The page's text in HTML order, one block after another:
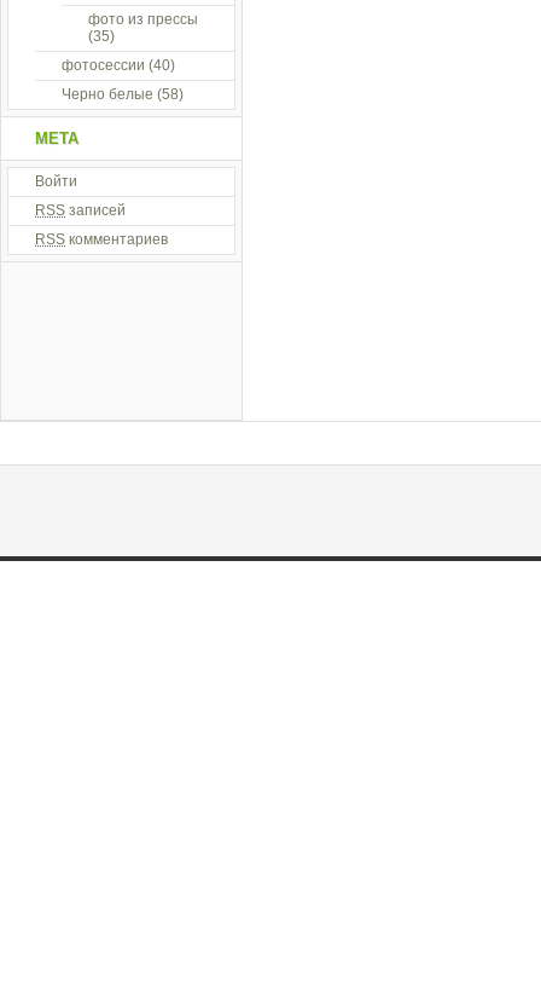
фото из прессы
(35)
фотосессии (40)
Черно белые (58)
МЕТА
Войти
RSS записей
RSS комментариев